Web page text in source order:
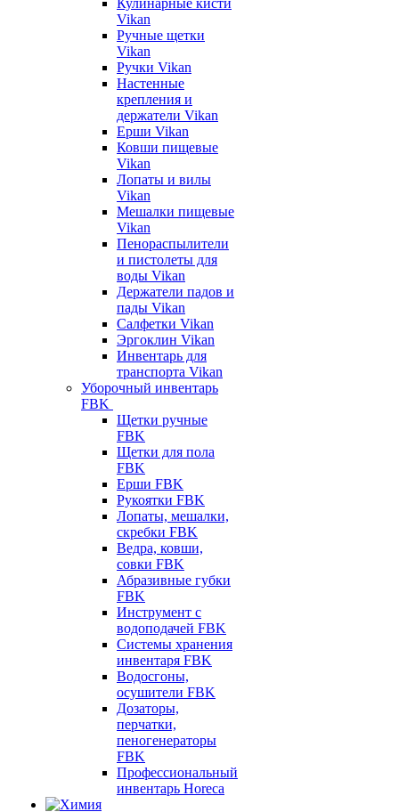
Кулинарные кисти
Vikan
Ручные щетки
Vikan
Ручки Vikan
Настенные
крепления и
держатели Vikan
Ерши Vikan
Ковши пищевые
Vikan
Лопаты и вилы
Vikan
Мешалки пищевые
Vikan
Пенораспылители
и пистолеты для
воды Vikan
Держатели падов и
пады Vikan
Салфетки Vikan
Эргоклин Vikan
Инвентарь для
транспорта Vikan
Уборочный инвентарь
FBK
Щетки ручные
FBK
Щетки для пола
FBK
Ерши FBK
Рукоятки FBK
Лопаты, мешалки,
скребки FBK
Ведра, ковши,
совки FBK
Абразивные губки
FBK
Инструмент с
водоподачей FBK
Системы хранения
инвентаря FBK
Водосгоны,
осушители FBK
Дозаторы,
перчатки,
пеногенераторы
FBK
Профессиональный
инвентарь Horeca